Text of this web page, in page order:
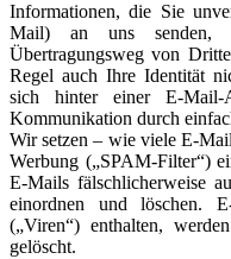
Informationen, die Sie
Mail) an uns senden,
Übertragungsweg von
Regel auch Ihre Identität
sich hinter einer E-Mail-
Kommunikation durch
Wir setzen – wie viele E-
Werbung („SPAM-Filter“)
E-Mails fälschlicherweise
einordnen und löschen.
(„Viren“) enthalten,
gelöscht.